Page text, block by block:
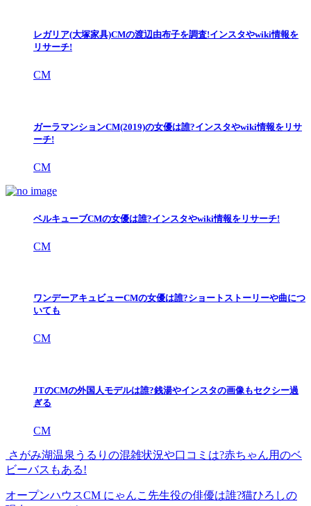
レガリア(大塚家具)CMの渡辺由布子を調査!インスタやwiki情報を
リサーチ!
CM
ガーラマンションCM(2019)の女優は誰?インスタやwiki情報をリサ
ーチ!
CM
ベルキューブCMの女優は誰?インスタやwiki情報をリサーチ!
CM
ワンデーアキュビューCMの女優は誰?ショートストーリーや曲につ
いても
CM
JTのCMの外国人モデルは誰?銭湯やインスタの画像もセクシー過
ぎる
CM
さがみ湖温泉うるりの混雑状況や口コミは?赤ちゃん用のベ
ビーバスもある!
オープンハウスCM にゃんこ先生役の俳優は誰?猫ひろしの